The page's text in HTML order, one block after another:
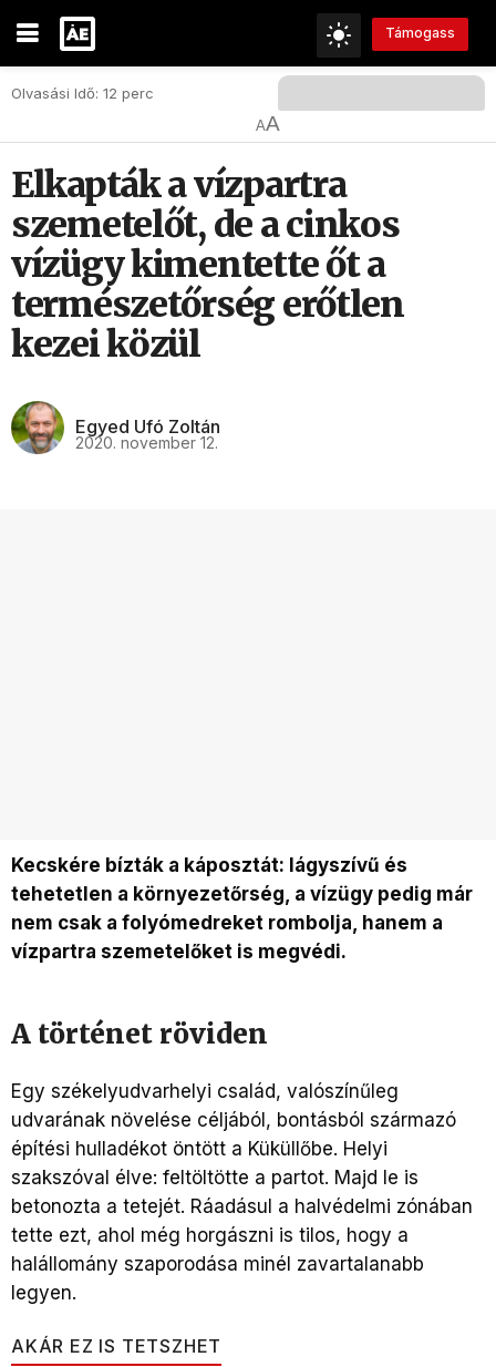
Támogass
Olvasási Idő: 12 perc
AA
Elkapták a vízpartra
szemetelőt, de a cinkos
vízügy kimentette őt a
természetőrség erőtlen
kezei közül
Egyed Ufó Zoltán
2020. november 12.
Kecskére bízták a káposztát: lágyszívű és
tehetetlen a környezetőrség, a vízügy pedig már
nem csak a folyómedreket rombolja, hanem a
vízpartra szemetelőket is megvédi.
A történet röviden
Egy székelyudvarhelyi család, valószínűleg
udvarának növelése céljából, bontásból származó
építési hulladékot öntött a Küküllőbe. Helyi
szakszóval élve: feltöltötte a partot. Majd le is
betonozta a tetejét. Ráadásul a halvédelmi zónában
tette ezt, ahol még horgászni is tilos, hogy a
halállomány szaporodása minél zavartalanabb
legyen.
AKÁR EZ IS TETSZHET